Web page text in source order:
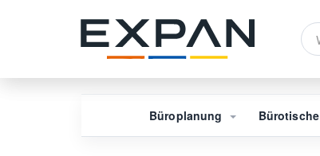
Büroplanung Bürotische